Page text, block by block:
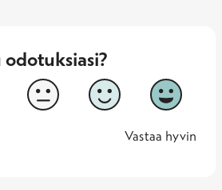
odotuksiasi?
3 4
5
Vastaa
5 -
Vastaa hyvin